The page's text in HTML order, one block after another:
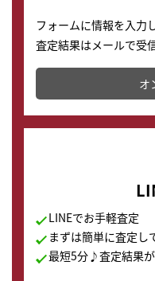
フォームに情報を入力
査定結果はメールで受
かります。
オ
LINEでお手軽査定
まずは簡単に査定し
最短5分♪査定結果が